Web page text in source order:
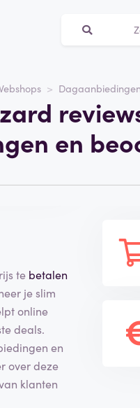
en
te betalen
je slim
online
deals.
en
over deze
klanten